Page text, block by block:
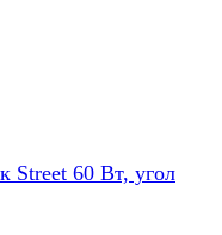
Street 60 Вт, угол